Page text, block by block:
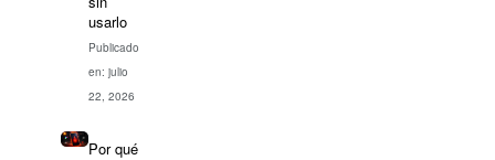
usarlo
Publicado
en: julio
22, 2026
Por qué